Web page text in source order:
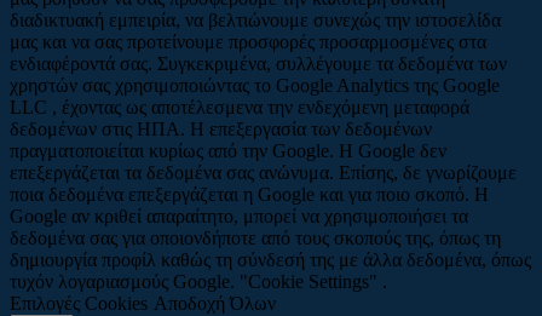
διαδικτυακή εμπειρία, να βελτιώνουμε συνεχώς την ιστοσελίδα
μας και να σας προτείνουμε προσφορές προσαρμοσμένες στα
ενδιαφέροντά σας. Συγκεκριμένα, συλλέγουμε τα δεδομένα των
χρηστών σας χρησιμοποιώντας το Google Analytics της Google
LLC , έχοντας ως αποτέλεσμενα την ενδεχόμενη μεταφορά
δεδομένων στις ΗΠΑ. Η επεξεργασία των δεδομένων
πραγματοποιείται κυρίως από την Google. Η Google δεν
επεξεργάζεται τα δεδομένα σας ανώνυμα. Επίσης, δε γνωρίζουμε
ποια δεδομένα επεξεργάζεται η Google και για ποιο σκοπό. Η
Google αν κριθεί απαραίτητο, μπορεί να χρησιμοποιήσει τα
δεδομένα σας για οποιονδήποτε από τους σκοπούς της, όπως τη
δημιουργία προφίλ καθώς τη σύνδεσή της με άλλα δεδομένα, όπως
τυχόν λογαριασμούς Google. "Cookie Settings" .
Επιλογές Cookies Αποδοχή Όλων